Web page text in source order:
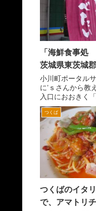
「海鮮食事
茨城県東茨城
小川町ポータ
に’ｓさんから教
入口におおきく
が食べたい）」
がメインのお店
らの国道３５５
路を左折し、し
つくば
つくばのイタ
で、アマトリ